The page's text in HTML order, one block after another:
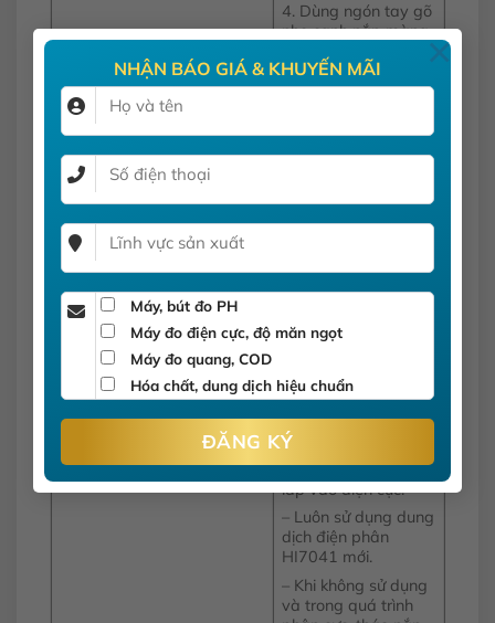
NHẬN BÁO GIÁ & KHUYẾN MÃI
Máy, bút đo PH
Máy đo điện cực, độ măn ngọt
Máy đo quang, COD
Hóa chất, dung dịch hiệu chuẩn
×
Cách sử dụng
4. Dùng ngón tay gõ
nhẹ cạnh nắp màng
còn bọt khí còn kẹt lại.
Không được gõ màng
từ dưới lên để tránh
làm hỏng màng.
dung dịch điện phân
sẽ tràn ra ngoài là
màng ở nhiệt độ
phòng, tránh ánh
nắng trực tiếp.
– Không sử dụng lại
nắp màng cũ sau khi
lắp vào điện cực.
– Luôn sử dụng dung
dịch điện phân
HI7041 mới.
– Khi không sử dụng
và trong quá trình